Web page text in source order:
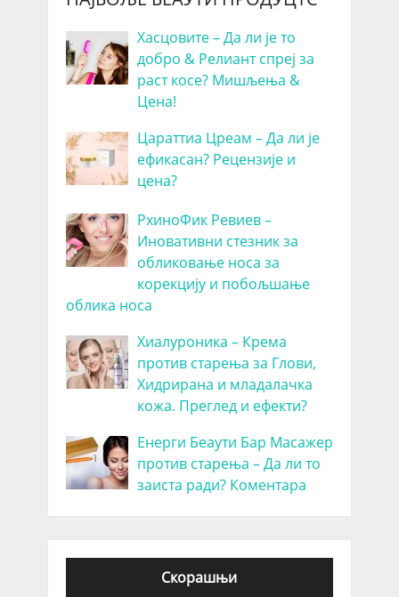
Хасцовите – Да ли је то
добро & Релиант спреј за
раст косе? Мишљења &
Цена!
Цараттиа Цреам – Да ли је
ефикасан? Рецензије и
цена?
РхиноФик Ревиев –
Иновативни стезник за
обликовање носа за
корекцију и побољшање
облика носа
Хиалуроника – Крема
против старења за Глови,
Хидрирана и младалачка
кожа. Преглед и ефекти?
Енерги Беаути Бар Масажер
против старења – Да ли то
заиста ради? Коментара
Скорашњи